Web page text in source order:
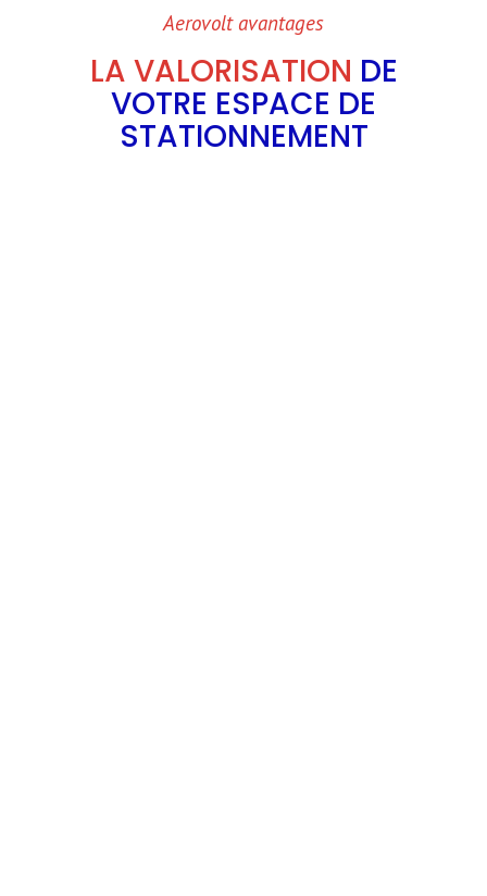
Aerovolt avantages
LA VALORISATION DE
VOTRE ESPACE DE
STATIONNEMENT